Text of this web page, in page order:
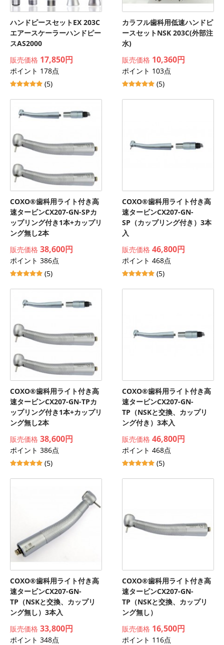
ハンドピースセットEX 203C
エアースケーラーハンドピー
スAS2000
販売価格 17,850円
ポイント 178点
(5)
カラフル歯科用低速ハンドピ
ースセットNSK 203C(外部注
水)
販売価格 10,360円
ポイント 103点
(5)
COXO®歯科用ライト付き高
速タービンCX207-GN-SPカ
ップリング付き1本+カップリ
ング無し2本
販売価格 38,600円
ポイント 386点
(5)
COXO®歯科用ライト付き高
速タービンCX207-GN-
SP（カップリング付き）3本
入
販売価格 46,800円
ポイント 468点
(5)
COXO®歯科用ライト付き高
速タービンCX207-GN-TPカ
ップリング付き1本+カップリ
ング無し2本
販売価格 38,600円
ポイント 386点
(5)
COXO®歯科用ライト付き高
速タービンCX207-GN-
TP（NSKと交換、カップリ
ング付き）3本入
販売価格 46,800円
ポイント 468点
(5)
COXO®歯科用ライト付き高
速タービンCX207-GN-
TP（NSKと交換、カップリ
ング無し）3本入
販売価格 33,800円
ポイント 348点
COXO®歯科用ライト付き高
速タービンCX207-GN-
TP（NSKと交換、カップリ
ング無し）
販売価格 16,500円
ポイント 116点